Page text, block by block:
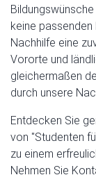
keine
Nachhilfe eine
Vororte und
gleichermaßen
durch unsere
Entdecken Sie
von "Studenten
zu einem
Nehmen Sie